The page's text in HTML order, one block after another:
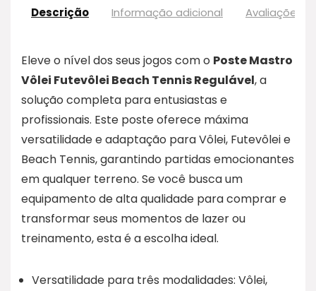
Descrição Informação adicional Avaliações
Eleve o nível dos seus jogos com o Poste Mastro
Vôlei Futevôlei Beach Tennis Regulável, a
solução completa para entusiastas e
profissionais. Este poste oferece máxima
versatilidade e adaptação para Vôlei, Futevôlei e
Beach Tennis, garantindo partidas emocionantes
em qualquer terreno. Se você busca um
equipamento de alta qualidade para comprar e
transformar seus momentos de lazer ou
treinamento, esta é a escolha ideal.
Versatilidade para três modalidades: Vôlei,